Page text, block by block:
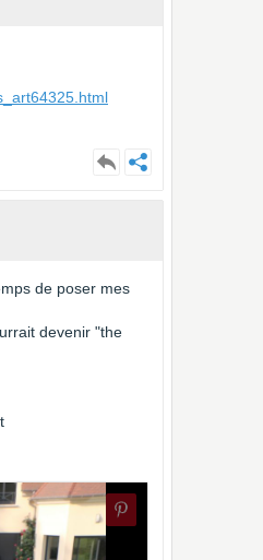
de poser mes
devenir "the